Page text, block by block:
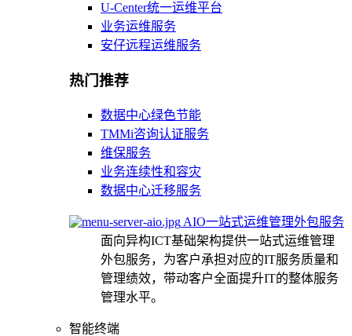
U-Center统一运维平台
业务运维服务
安仔远程运维服务
热门推荐
数据中心绿色节能
TMMi咨询认证服务
维保服务
业务连续性和容灾
数据中心迁移服务
AIO一站式运维管理外包服务
面向异构ICT基础架构提供一站式运维管理
外包服务，为客户承担对应的IT服务质量和
管理绩效，带动客户全面提升IT的整体服务
管理水平。
智能终端